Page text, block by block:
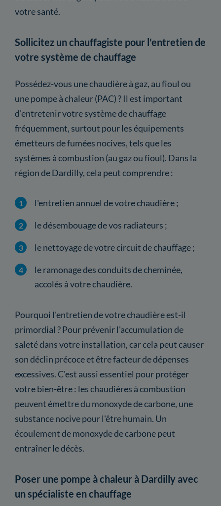
votre santé.
Sollicitez un chauffagiste pour l'entretien de
votre système de chauffage
Possédez-vous une chaudière à gaz, au fioul ou
une pompe à chaleur (PAC) ? Il est important
d'entretenir votre système de chauffage
fréquemment, surtout pour les équipements
émetteurs de fumées nocives, tels que les
systèmes à combustion (au gaz ou fioul). Dans la
région de Dardilly, cela peut comprendre :
l'entretien annuel de votre chaudière ;
le désembouage de vos radiateurs ;
le nettoyage de votre circuit de chauffage ;
le ramonage des conduits de cheminée,
accolés à votre chaudière.
Pourquoi l'entretien de votre chaudière est-il
primordial ? Pour prévenir l'accumulation de
saleté dans votre installation, car cela peut causer
son déclin précoce et être facteur de dépenses
excessives. C'est aussi essentiel pour protéger
votre bien-être : les chaudières à combustion
peuvent émettre du monoxyde de carbone, une
substance nocive pour l'être humain. Un
écoulement de monoxyde de carbone peut
entraîner le décès.
Poser une pompe à chaleur à Dardilly avec
un spécialiste en chauffage